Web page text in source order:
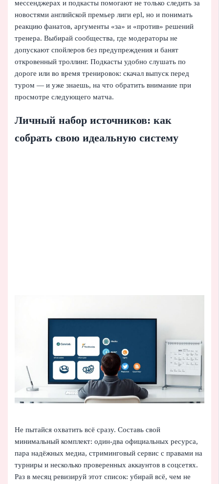
мессенджерах и подкасты помогают не только следить за
новостями английской премьер лиги epl, но и понимать
реакцию фанатов, аргументы «за» и «против» решений
тренера. Выбирай сообщества, где модераторы не
допускают спойлеров без предупреждения и банят
откровенный троллинг. Подкасты удобно слушать по
дороге или во время тренировок: скачал выпуск перед
туром — и уже знаешь, на что обратить внимание при
просмотре следующего матча.
Личный набор источников: как
собрать свою идеальную систему
Не пытайся охватить всё сразу. Составь свой
минимальный комплект: один‑два официальных ресурса,
пара надёжных медиа, стриминговый сервис с правами на
турниры и несколько проверенных аккаунтов в соцсетях.
Раз в месяц ревизируй этот список: убирай всё, чем не